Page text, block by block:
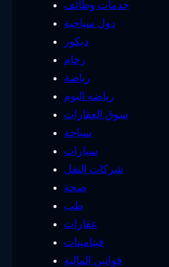
خدمات وظائف
دول سياحية
ديكور
رخام
رياضة
رياضه اليوم
سوق العقارات
سياحة
سيارات
شركات النقل
صحة
طب
عقارات
فيتامينات
قوانين المالية